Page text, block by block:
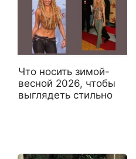
Что носить зимой-
весной 2026, чтобы
выглядеть стильно